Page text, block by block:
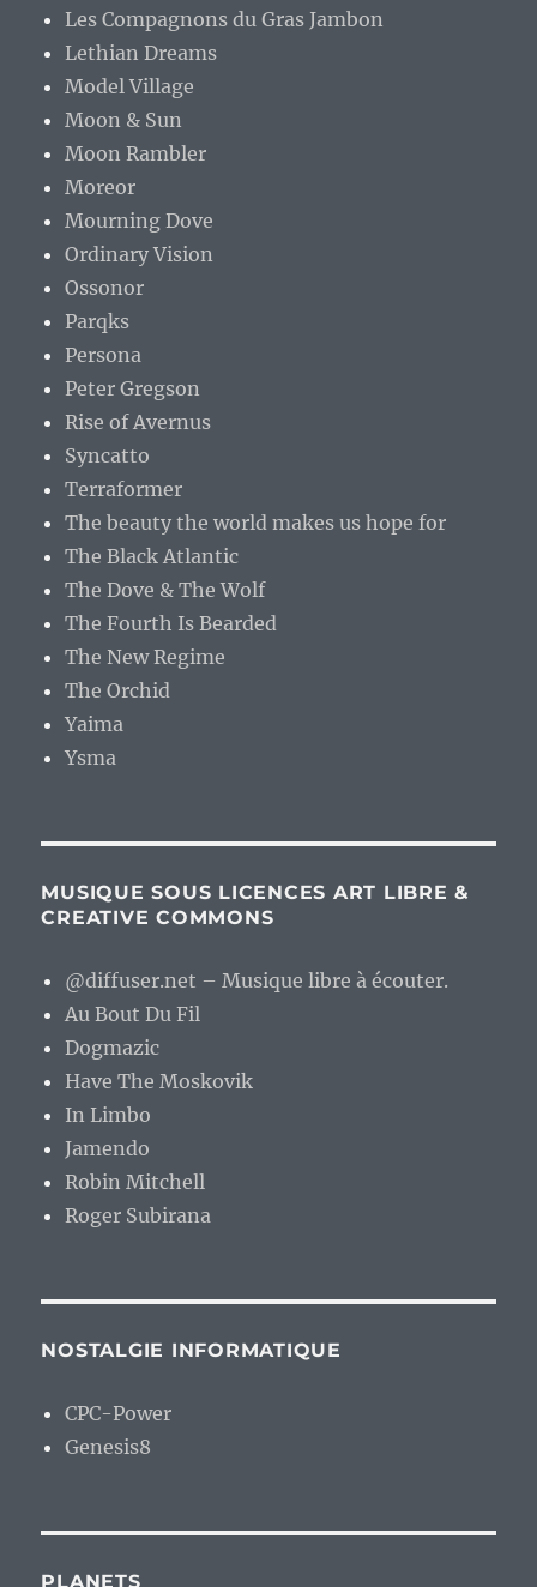
Les Compagnons du Gras Jambon
Lethian Dreams
Model Village
Moon & Sun
Moon Rambler
Moreor
Mourning Dove
Ordinary Vision
Ossonor
Parqks
Persona
Peter Gregson
Rise of Avernus
Syncatto
Terraformer
The beauty the world makes us hope for
The Black Atlantic
The Dove & The Wolf
The Fourth Is Bearded
The New Regime
The Orchid
Yaima
Ysma
MUSIQUE SOUS LICENCES ART LIBRE &
CREATIVE COMMONS
@diffuser.net – Musique libre à écouter.
Au Bout Du Fil
Dogmazic
Have The Moskovik
In Limbo
Jamendo
Robin Mitchell
Roger Subirana
NOSTALGIE INFORMATIQUE
CPC-Power
Genesis8
PLANETS